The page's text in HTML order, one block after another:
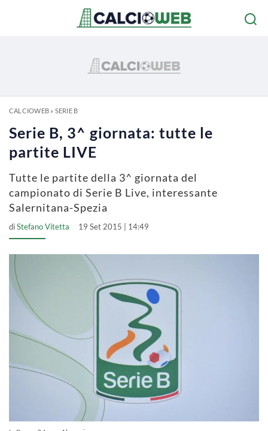
CALCIOWEB» SERIE B
Serie B, 3^ giornata: tutte le
partite LIVE
Tutte le partite della 3^ giornata del
campionato di Serie B Live, interessante
Salernitana-Spezia
diStefano Vitetta 19 Set 2015 | 14:49